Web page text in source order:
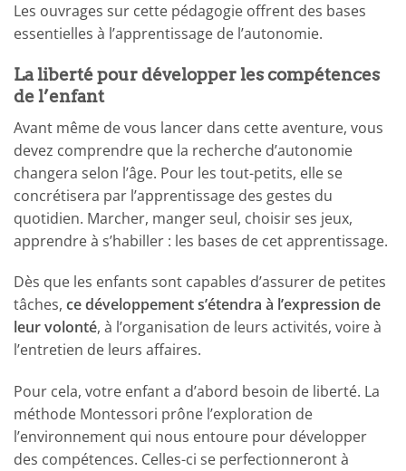
Les ouvrages sur cette pédagogie offrent des bases
essentielles à l’apprentissage de l’autonomie.
La liberté pour développer les compétences
de l’enfant
Avant même de vous lancer dans cette aventure, vous
devez comprendre que la recherche d’autonomie
changera selon l’âge. Pour les tout-petits, elle se
concrétisera par l’apprentissage des gestes du
quotidien. Marcher, manger seul, choisir ses jeux,
apprendre à s’habiller : les bases de cet apprentissage.
Dès que les enfants sont capables d’assurer de petites
tâches, ce développement s’étendra à l’expression de
leur volonté, à l’organisation de leurs activités, voire à
l’entretien de leurs affaires.
Pour cela, votre enfant a d’abord besoin de liberté. La
méthode Montessori prône l’exploration de
l’environnement qui nous entoure pour développer
des compétences. Celles-ci se perfectionneront à